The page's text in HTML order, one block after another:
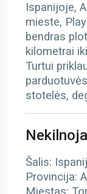
Ispanijoje,
mieste,
bendras
kilometrai
Turtui
stotelės,
Šalis:
Provincija: